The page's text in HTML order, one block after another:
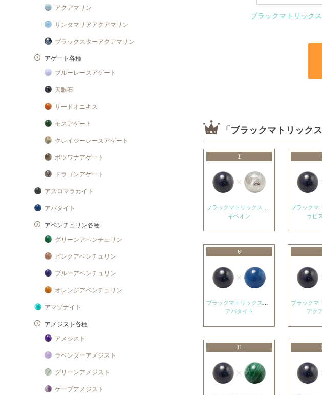
アクアマリン
サンタマリアアクアマリン
ブラックスターアクアマリン
アゲート各種
ブルーレースアゲート
天眼石
サードオニキス
モスアゲート
クレイジーレースアゲート
ボツワナアゲート
ドラゴンアゲート
アズロマラカイト
アパタイト
アベンチュリン各種
グリーンアベンチュリン
ピンクアベンチュリン
ブルーアベンチュリン
オレンジアベンチュリン
アマゾナイト
アメジスト各種
アメジスト
ラベンダーアメジスト
グリーンアメジスト
ケープアメジスト
ブラックマトリック
「ブラックマトリック
1
ギベオン
ラピ
6
アパタイト
アク
11